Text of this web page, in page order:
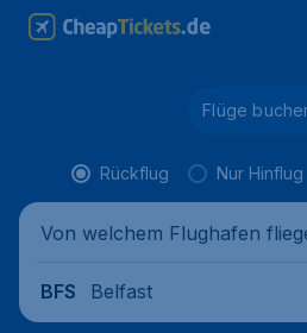
Flüge
Rückflug Nur Hinflug
Von welchem Flughafen
BFS Belfast